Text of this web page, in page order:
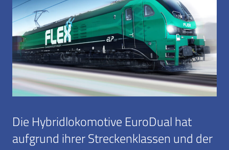
Die Hybridlokomotive EuroDual hat
aufgrund ihrer Streckenklassen und der